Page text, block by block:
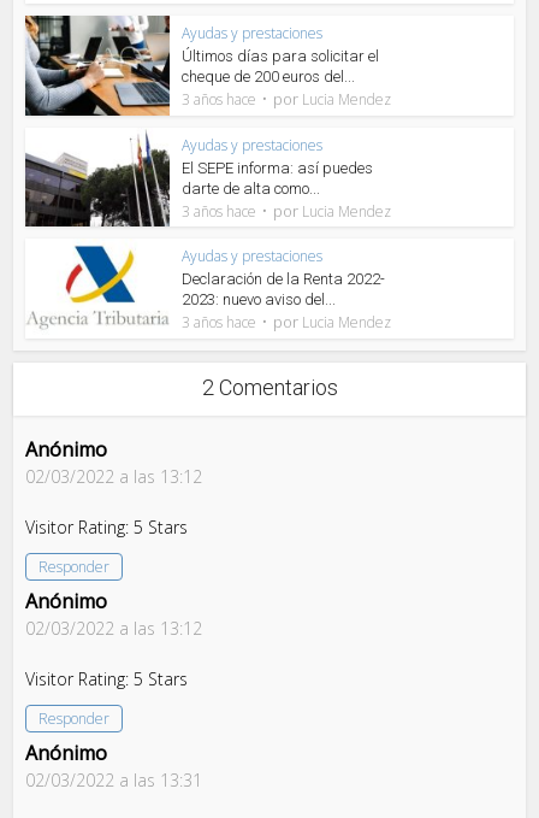
Ayudas y prestaciones
Últimos días para solicitar el
cheque de 200 euros del...
3 años hace por Lucia Mendez
Ayudas y prestaciones
El SEPE informa: así puedes
darte de alta como...
3 años hace por Lucia Mendez
Ayudas y prestaciones
Declaración de la Renta 2022-
2023: nuevo aviso del...
3 años hace por Lucia Mendez
2 Comentarios
Anónimo
02/03/2022 a las 13:12
Visitor Rating: 5 Stars
Responder
Anónimo
02/03/2022 a las 13:12
Visitor Rating: 5 Stars
Responder
Anónimo
02/03/2022 a las 13:31